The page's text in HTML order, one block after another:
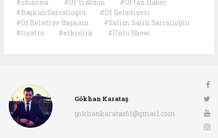
#ofunsesi
#Of Trabzon
#Of'tan Haber
#Başkan Sarıalioğlu
#Of Belediyesi
#Of Belediye Başkanı
#Salim Salih Sarıalioğlu
#tiyatro
#etkinlik #Ünlü Show
Gökhan Karataş
gokhankaratas61@gmail.com